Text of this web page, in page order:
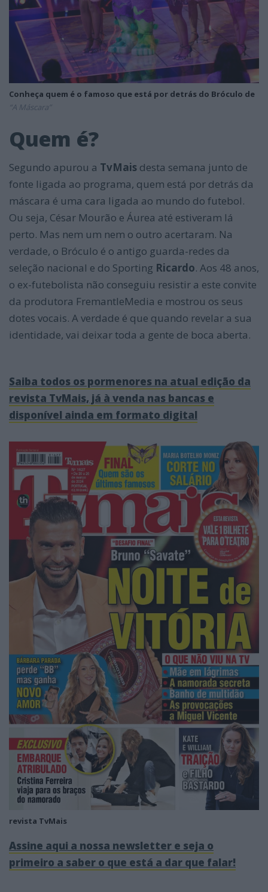
Conheça quem é o famoso que está por detrás do Bróculo de
“A Máscara”
Quem é?
Segundo apurou a TvMais desta semana junto de
fonte ligada ao programa, quem está por detrás da
máscara é uma cara ligada ao mundo do futebol.
Ou seja, César Mourão e Áurea até estiveram lá
perto. Mas nem um nem o outro acertaram. Na
verdade, o Bróculo é o antigo guarda-redes da
seleção nacional e do Sporting Ricardo. Aos 48 anos,
o ex-futebolista não conseguiu resistir a este convite
da produtora FremantleMedia e mostrou os seus
dotes vocais. A verdade é que quando revelar a sua
identidade, vai deixar toda a gente de boca aberta.
Saiba todos os pormenores na atual edição da
revista TvMais, já à venda nas bancas e
disponível ainda em formato digital
revista TvMais
Assine aqui a nossa newsletter e seja o
primeiro a saber o que está a dar que falar!